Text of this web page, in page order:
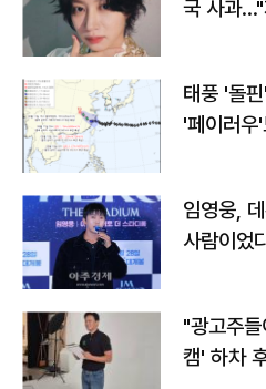
국 사과
태풍 '돌
'페이러우
임영웅,
사람이었
"광고주
캠' 하차